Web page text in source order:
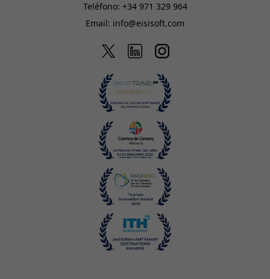
Teléfono: +34 971 329 964
Email: info@eisisoft.com